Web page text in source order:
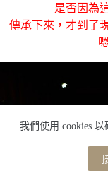
我們使用 cookies
是否因為
傳承下來，才到了